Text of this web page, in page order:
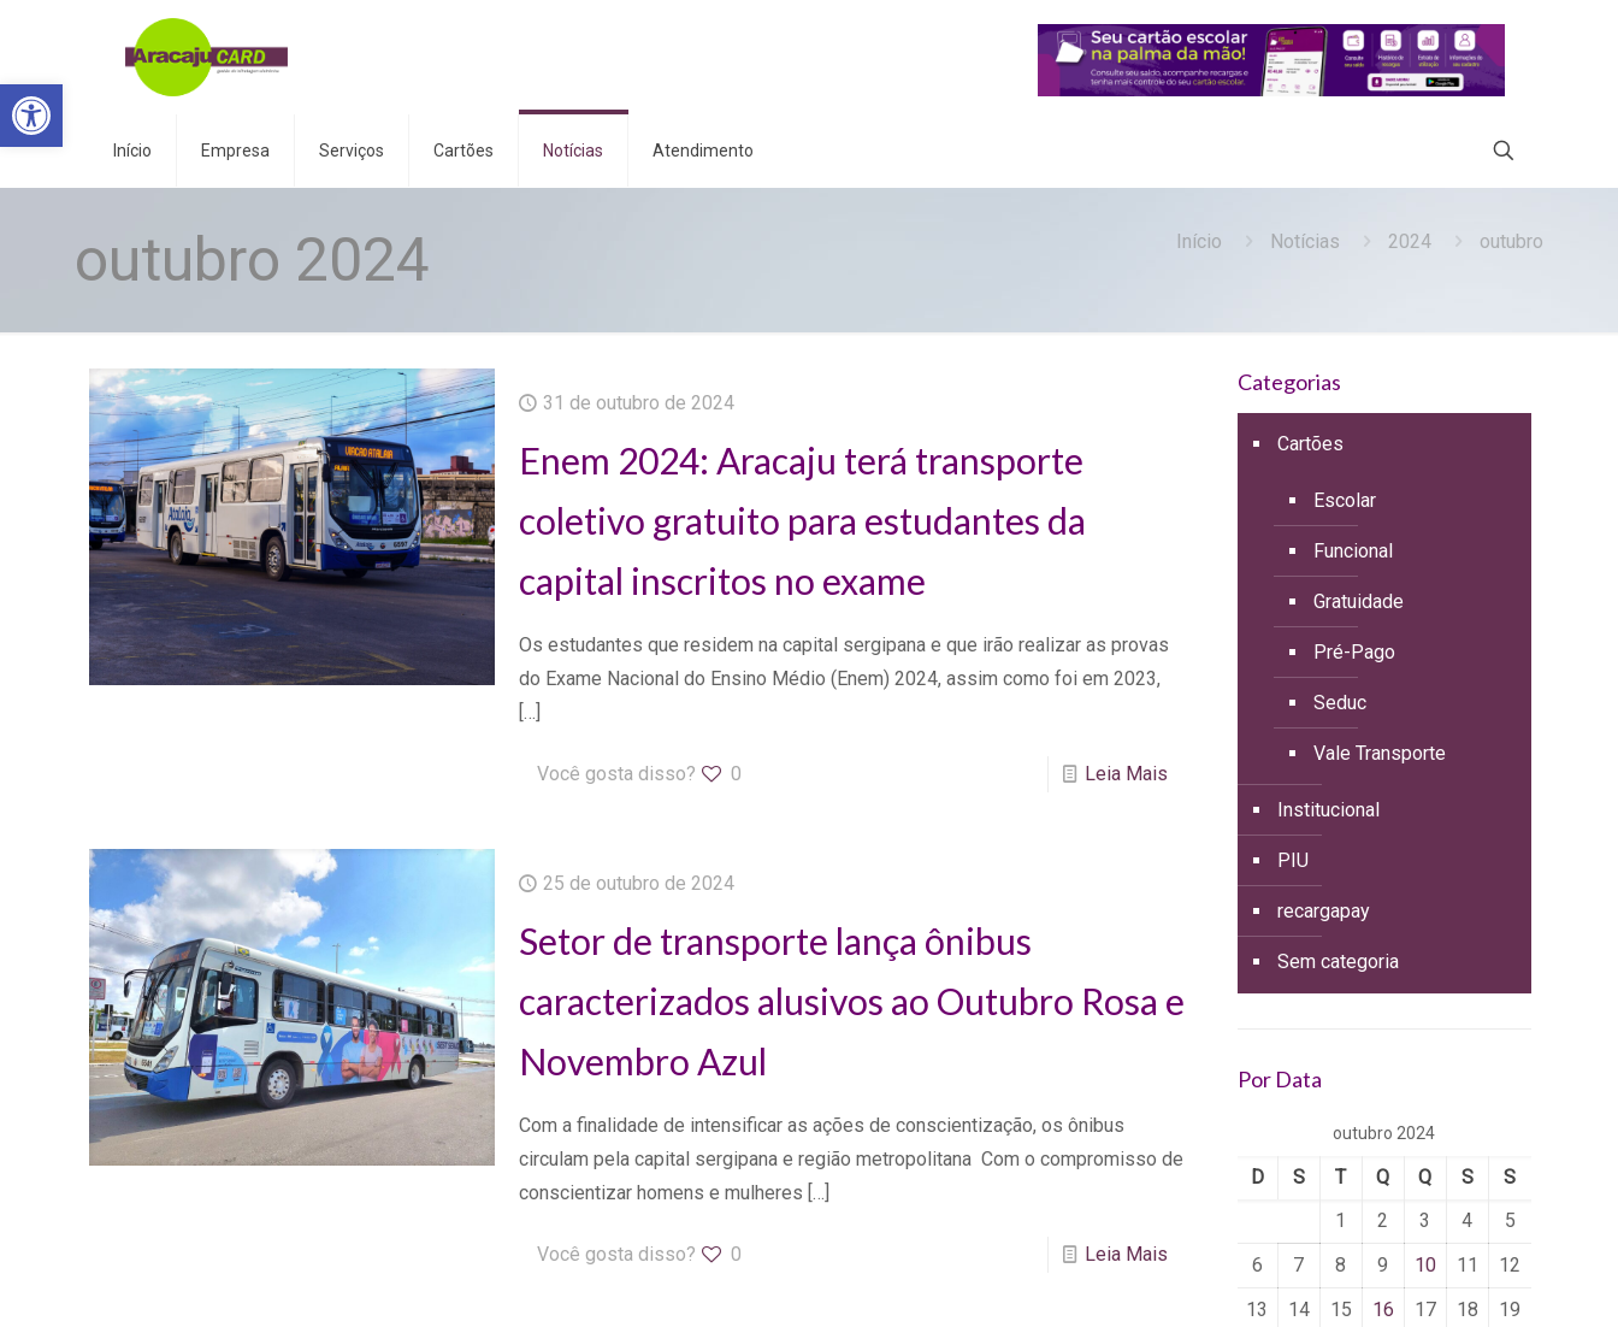
Abrir a barra de ferramentas
Início Empresa Serviços Cartões Notícias Atendimento
outubro 2024 Início Notícias 2024 outubro
31 de outubro de 2024
Enem 2024: Aracaju terá transporte
coletivo gratuito para estudantes da
capital inscritos no exame
Os estudantes que residem na capital sergipana e que irão realizar as provas
do Exame Nacional do Ensino Médio (Enem) 2024, assim como foi em 2023,
[…]
Você gosta disso? 0 Leia Mais
25 de outubro de 2024
Setor de transporte lança ônibus
caracterizados alusivos ao Outubro Rosa e
Novembro Azul
Com a finalidade de intensificar as ações de conscientização, os ônibus
circulam pela capital sergipana e região metropolitana Com o compromisso de
conscientizar homens e mulheres […]
Você gosta disso? 0 Leia Mais
Categorias
Cartões
Escolar
Funcional
Gratuidade
Pré-Pago
Seduc
Vale Transporte
Institucional
PIU
recargapay
Sem categoria
Por Data
outubro 2024
D S T Q Q S
S
1
2 3 4
5
6
7 8 9 10 11
12
13
14 15 16 17 18
19